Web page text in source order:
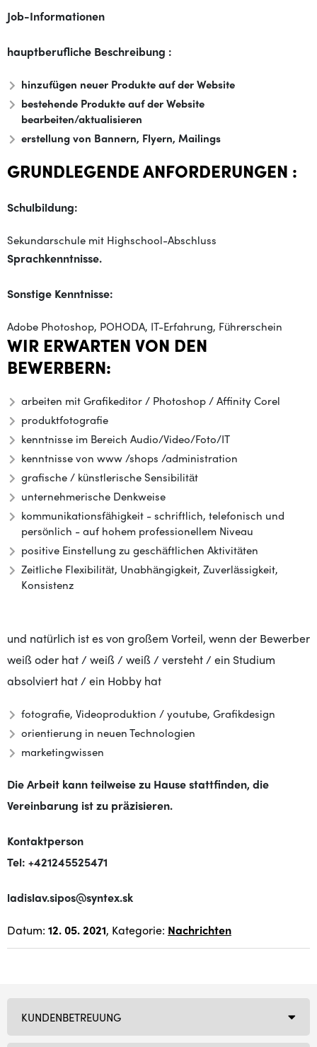
Job-Informationen
hauptberufliche Beschreibung :
hinzufügen neuer Produkte auf der Website
bestehende Produkte auf der Website
bearbeiten/aktualisieren
erstellung von Bannern, Flyern, Mailings
GRUNDLEGENDE ANFORDERUNGEN :
Schulbildung:
Sekundarschule mit Highschool-Abschluss
Sprachkenntnisse.
Sonstige Kenntnisse:
Adobe Photoshop, POHODA, IT-Erfahrung, Führerschein
WIR ERWARTEN VON DEN
BEWERBERN:
arbeiten mit Grafikeditor / Photoshop / Affinity Corel
produktfotografie
kenntnisse im Bereich Audio/Video/Foto/IT
kenntnisse von www /shops /administration
grafische / künstlerische Sensibilität
unternehmerische Denkweise
kommunikationsfähigkeit - schriftlich, telefonisch und
persönlich - auf hohem professionellem Niveau
positive Einstellung zu geschäftlichen Aktivitäten
Zeitliche Flexibilität, Unabhängigkeit, Zuverlässigkeit,
Konsistenz
und natürlich ist es von großem Vorteil, wenn der Bewerber
weiß oder hat / weiß / weiß / versteht / ein Studium
absolviert hat / ein Hobby hat
fotografie, Videoproduktion / youtube, Grafikdesign
orientierung in neuen Technologien
marketingwissen
Die Arbeit kann teilweise zu Hause stattfinden, die
Vereinbarung ist zu präzisieren.
Kontaktperson
Tel: +421245525471
ladislav.sipos@syntex.sk
Datum: 12. 05. 2021, Kategorie: Nachrichten
KUNDENBETREUUNG